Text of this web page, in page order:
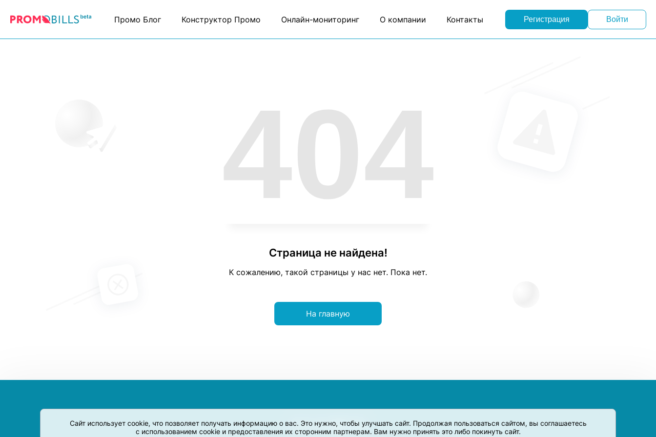
Сайт использует cookie, что позволяет получать информацию о вас. Это нужно, чтобы улучшать сайт. Продолжая пользоваться сайтом, вы соглашаетесь
с использованием cookie и предоставления их сторонним партнерам. Вам нужно принять это либо покинуть сайт.
Промо Блог Конструктор Промо Онлайн-мониторинг О компании Контакты Регистрация Войти
404
Страница не найдена!
К сожалению, такой страницы у нас нет. Пока нет.
На главную